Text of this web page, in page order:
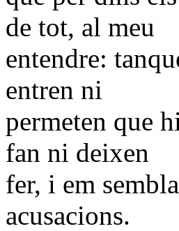
de tot, al meu
entendre:
entren ni
permeten que
fan ni deixen
fer, i em
acusacions.